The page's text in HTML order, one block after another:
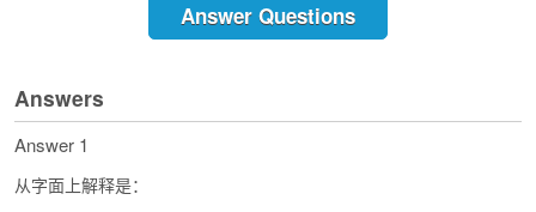
e
s
e
e
Answer Questions
Answers
Answer 1
从字面上解释是：